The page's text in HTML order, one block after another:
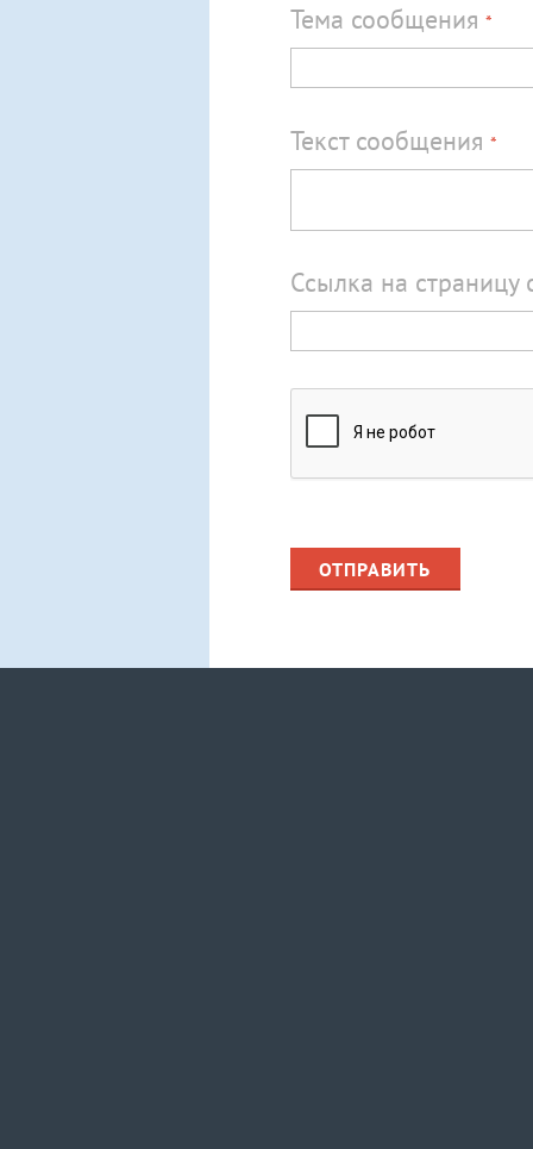
Тема сообщения *
Текст сообщения *
Ссылка на страницу